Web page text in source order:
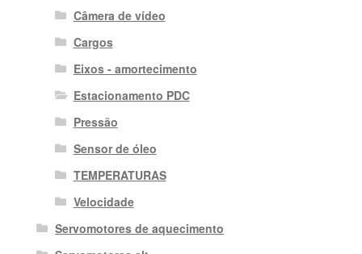
Câmera de vídeo
Cargos
Eixos - amortecimento
Estacionamento PDC
Pressão
Sensor de óleo
TEMPERATURAS
Velocidade
Servomotores de aquecimento